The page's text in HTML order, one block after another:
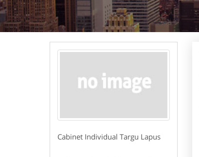
Cabinet Individual Targu Lapus